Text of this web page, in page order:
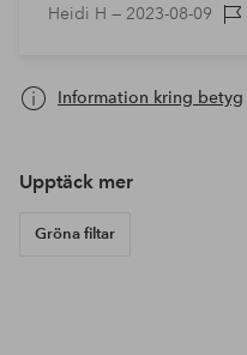
Heidi H — 2023-08-09
Information kring betyg
Upptäck mer
Gröna filtar